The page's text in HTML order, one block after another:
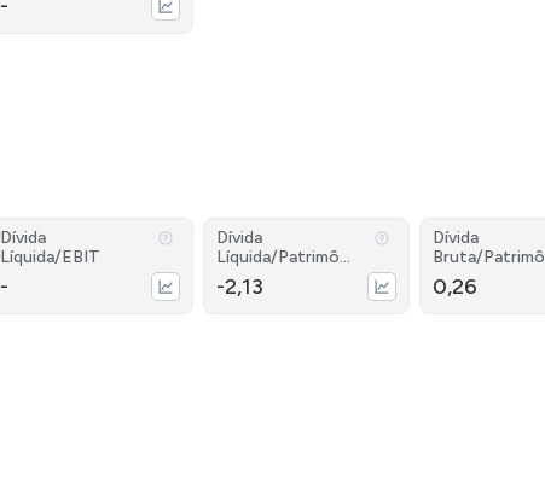
-
Dívida
Líquida/EBIT
-
Dívida
Líquida/Patrimôni
o
-2,13
Dívida
Bruta/
0,26